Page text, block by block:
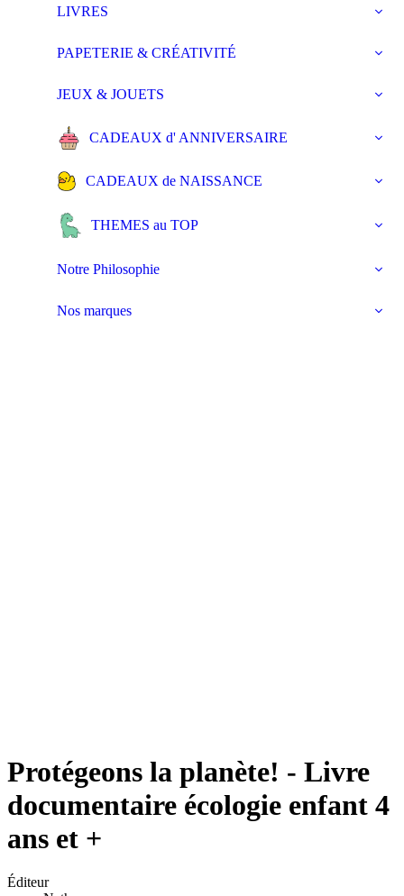
LIVRES
PAPETERIE & CRÉATIVITÉ
JEUX & JOUETS
CADEAUX d' ANNIVERSAIRE
CADEAUX de NAISSANCE
THEMES au TOP
Notre Philosophie
Nos marques
Protégeons la planète! - Livre
documentaire écologie enfant 4
ans et +
Éditeur